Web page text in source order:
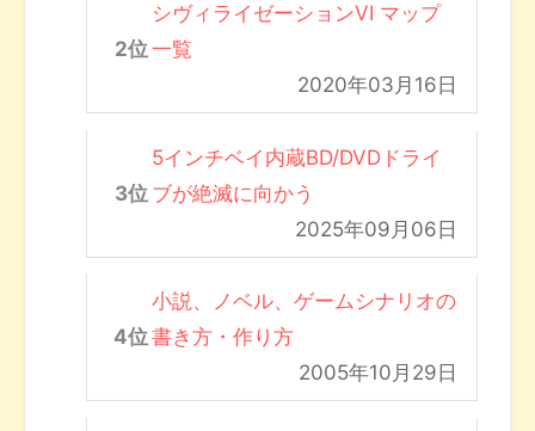
シヴィライゼーションVI マップ
一覧
2020年03月16日
5インチベイ内蔵BD/DVDドライ
ブが絶滅に向かう
2025年09月06日
小説、ノベル、ゲームシナリオの
書き方・作り方
2005年10月29日